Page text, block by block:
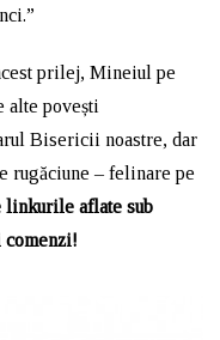
prilej, Mineiul pe
alte povești
Bisericii noastre, dar
rugăciune – felinare pe
linkurile aflate sub